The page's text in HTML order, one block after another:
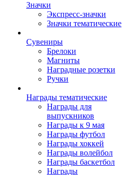
Значки
Экспресс-значки
Значки тематические
Сувениры
Брелоки
Магниты
Наградные розетки
Ручки
Награды тематические
Награды для
выпускников
Награды к 9 мая
Награды футбол
Награды хоккей
Награды волейбол
Награды баскетбол
Награды